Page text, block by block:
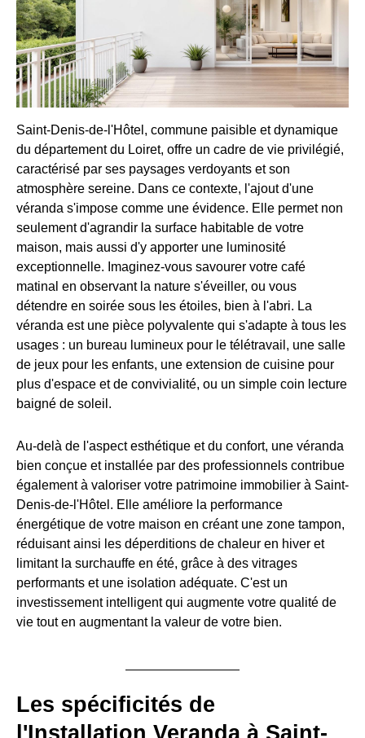
Saint-Denis-de-l'Hôtel, commune paisible et dynamique
du département du Loiret, offre un cadre de vie privilégié,
caractérisé par ses paysages verdoyants et son
atmosphère sereine. Dans ce contexte, l'ajout d'une
véranda s'impose comme une évidence. Elle permet non
seulement d'agrandir la surface habitable de votre
maison, mais aussi d'y apporter une luminosité
exceptionnelle. Imaginez-vous savourer votre café
matinal en observant la nature s'éveiller, ou vous
détendre en soirée sous les étoiles, bien à l'abri. La
véranda est une pièce polyvalente qui s'adapte à tous les
usages : un bureau lumineux pour le télétravail, une salle
de jeux pour les enfants, une extension de cuisine pour
plus d'espace et de convivialité, ou un simple coin lecture
baigné de soleil.
Au-delà de l'aspect esthétique et du confort, une véranda
bien conçue et installée par des professionnels contribue
également à valoriser votre patrimoine immobilier à Saint-
Denis-de-l'Hôtel. Elle améliore la performance
énergétique de votre maison en créant une zone tampon,
réduisant ainsi les déperditions de chaleur en hiver et
limitant la surchauffe en été, grâce à des vitrages
performants et une isolation adéquate. C'est un
investissement intelligent qui augmente votre qualité de
vie tout en augmentant la valeur de votre bien.
Les spécificités de
l'Installation Veranda à Saint-